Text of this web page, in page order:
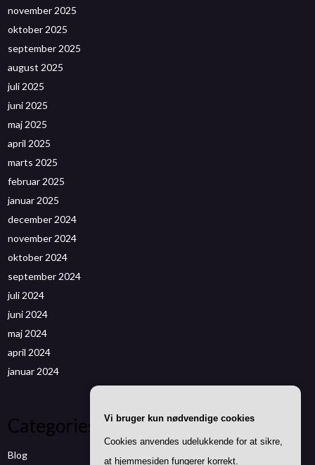
november 2025
oktober 2025
september 2025
august 2025
juli 2025
juni 2025
maj 2025
april 2025
marts 2025
februar 2025
januar 2025
december 2024
november 2024
oktober 2024
september 2024
juli 2024
juni 2024
maj 2024
april 2024
januar 2024
Categories
Blog
Vi bruger kun nødvendige cookies
Cookies anvendes udelukkende for at sikre,
at hjemmesiden fungerer korrekt.